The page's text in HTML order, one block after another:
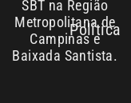
Copyright © 2026.
reservados | Empresa de